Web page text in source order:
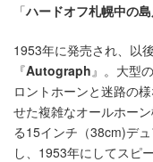
「ハードオフ札幌中の
1953年に発売され、以
『Autograph 』。大型
ロントホーンと迷路の
せた複雑なオールホー
る15インチ（38cm)デ
し、1953年にしてスピ